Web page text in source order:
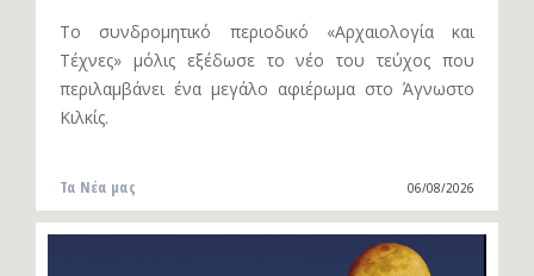
Το συνδρομητικό περιοδικό «Αρχαιολογία και
Τέχνες» μόλις εξέδωσε το νέο του τεύχος που
περιλαμβάνει ένα μεγάλο αφιέρωμα στο Άγνωστο
Κιλκίς.
Τα Νέα μας 06/08/2026